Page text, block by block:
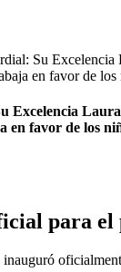
Excelencia
en favor de los
para el